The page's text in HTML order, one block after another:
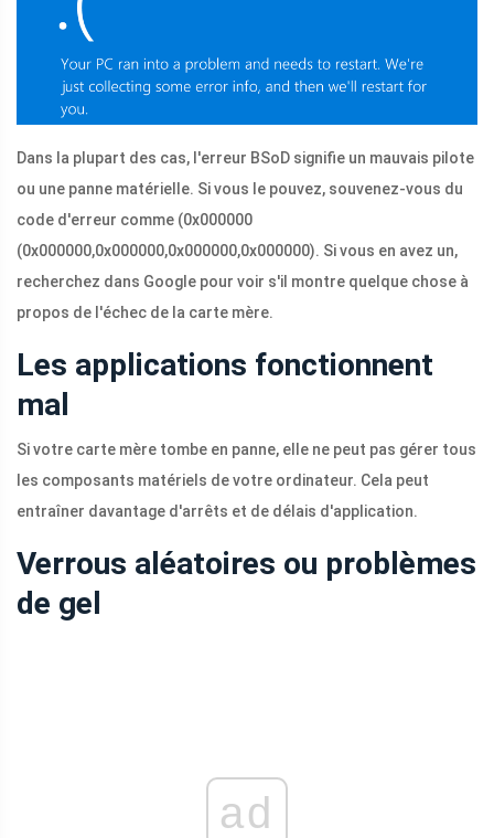
Dans la plupart des cas, l'erreur BSoD signifie un mauvais pilote
ou une panne matérielle. Si vous le pouvez, souvenez-vous du
code d'erreur comme (0x000000
(0x000000,0x000000,0x000000,0x000000). Si vous en avez un,
recherchez dans Google pour voir s'il montre quelque chose à
propos de l'échec de la carte mère.
Les applications fonctionnent
mal
Si votre carte mère tombe en panne, elle ne peut pas gérer tous
les composants matériels de votre ordinateur. Cela peut
entraîner davantage d'arrêts et de délais d'application.
Verrous aléatoires ou problèmes
de gel
ad